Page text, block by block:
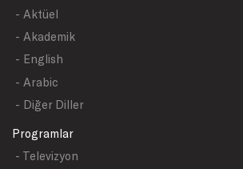
- Aktüel
- Akademik
- English
- Arabic
- Diğer Diller
Programlar
- Televizyon